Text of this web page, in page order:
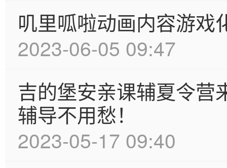
叽里呱啦动画内容游戏
2023-06-05 09:47
吉的堡安亲课辅夏令营
辅导不用愁！
2023-05-17 09:40